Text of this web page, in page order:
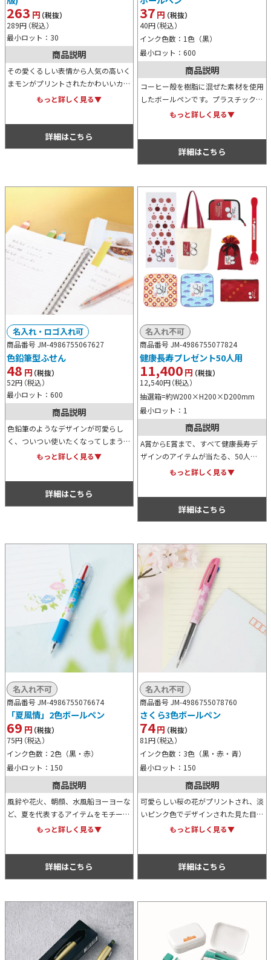
263 円（税抜）
289円（税込）
最小ロット：30
商品説明
その愛くるしい表情から人気の高いく
まモンがプリントされたかわいいカラ
ーキッチンハサミです。イベントやキ
もっと詳しく見る▼
詳細はこちら
37円（税抜）
40円（税込）
インク色数：1色（黒）
最小ロット：600
商品説明
コーヒー殻を樹脂に混ぜた素材を使用
したボールペンです。プラスチック削
減で地球環境にも優しいエコアイテ
るノベルティ用としておすすめです。
もっと詳しく見る▼
詳細はこちら
商品番号 JM-4986755067627
色鉛筆型ふせん
48 円（税抜）
52円（税込）
最小ロット：600
名入れ・ロゴ入れ可
商品説明
色鉛筆のようなデザインが可愛らし
く、ついつい使いたくなってしまうふ
せんメモのセットです。業務上の連絡
イテムのためノベルティとしても人気
もっと詳しく見る▼
詳細はこちら
商品番号 JM-4986755077824
健康長寿プレゼント50人用
11,400円（税抜）
12,540円（税込）
抽選箱=約W200×H200×D200mm
最小ロット：1
名入れ不可
商品説明
A賞からE賞まで、すべて健康長寿デ
ザインのアイテムが当たる、50人用
の抽選セットです。景品はもちろん、
もっと詳しく見る▼
詳細はこちら
商品番号 JM-4986755076674
「夏風情」2色ボールペン
69 円（税抜）
75円（税込）
インク色数：2色（黒・赤）
最小ロット：150
名入れ不可
商品説明
風鈴や花火、朝顔、水風船ヨーヨーな
ど、夏を代表するアイテムをモチーフ
に爽やかにデザインされた、どこか懐
夏イベントのノベルティ用におすす
もっと詳しく見る▼
詳細はこちら
商品番号 JM-4986755078760
さくら3色ボールペン
74円（税抜）
81円（税込）
インク色数：3色（黒・赤・青）
最小ロット：150
名入れ不可
商品説明
可愛らしい桜の花がプリントされ、淡
いピンク色でデザインされた見た目が
印象的ですが、3色ボールペンですの
ノベルティ等におすすめです。
もっと詳しく見る▼
詳細はこちら